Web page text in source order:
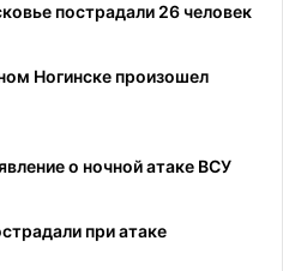
пострадали 26 человек
Ногинске произошел
о ночной атаке ВСУ
при атаке